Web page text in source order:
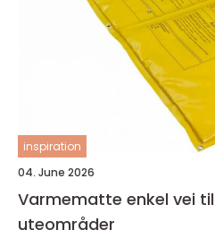
inspiration
04. June 2026
Varmematte enkel vei til isfrie og trygge
uteområder